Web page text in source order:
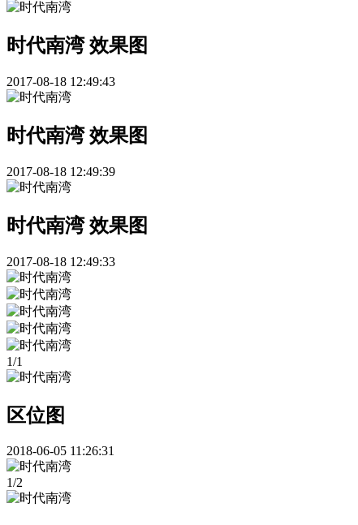
时代南湾 效果图
2017-08-18 12:49:43
时代南湾 效果图
2017-08-18 12:49:39
时代南湾 效果图
2017-08-18 12:49:33
1/1
区位图
2018-06-05 11:26:31
1/2